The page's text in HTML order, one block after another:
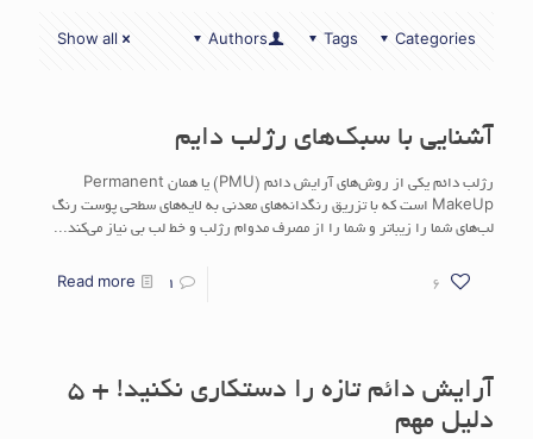
Categories
Tags
Authors
Show all
آشنایی با سبک‌های رژلب دایم
رژلب دائم یکی از روش‌های آرایش دائم (PMU) یا همان Permanent
MakeUp است که با تزریق رنگدانه‌های معدنی به لایه‌های سطحی پوست رنگ
لب‌های شما را زیباتر و شما را از مصرف مدوام رژلب و خط لب بی نیاز می‌کند...
6
1
Read more
آرایش دائم تازه را دستکاری نکنید! + 5
دلیل مهم